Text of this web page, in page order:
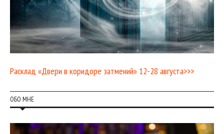
Расклад «Двери в коридоре затмений» 12-28 августа>>>
ОБО МНЕ